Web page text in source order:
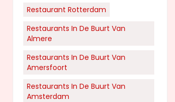
Restaurant Rotterdam
Restaurants In De Buurt Van
Almere
Restaurants In De Buurt Van
Amersfoort
Restaurants In De Buurt Van
Amsterdam